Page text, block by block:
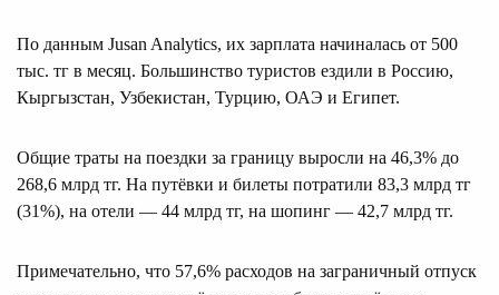
По данным Jusan Analytics, их зарплата начиналась от 500
тыс. тг в месяц. Большинство туристов ездили в Россию,
Кыргызстан, Узбекистан, Турцию, ОАЭ и Египет.
Общие траты на поездки за границу выросли на 46,3% до
268,6 млрд тг. На путёвки и билеты потратили 83,3 млрд тг
(31%), на отели — 44 млрд тг, на шопинг — 42,7 млрд тг.
Примечательно, что 57,6% расходов на заграничный отпуск